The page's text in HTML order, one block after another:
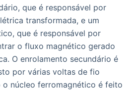
que é responsável por
transformada, e um
que é responsável por
o fluxo magnético gerado
O enrolamento secundário é
por várias voltas de fio
o núcleo ferromagnético é feito